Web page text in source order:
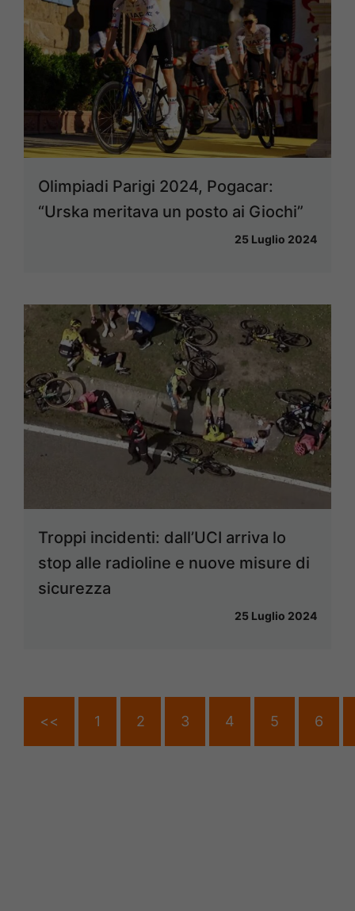
Olimpiadi Parigi 2024, Pogacar:
“Urska meritava un posto ai Giochi”
25 Luglio 2024
Troppi incidenti: dall’UCI arriva lo
stop alle radioline e nuove misure di
sicurezza
25 Luglio 2024
<< 1 2 3 4 5 6